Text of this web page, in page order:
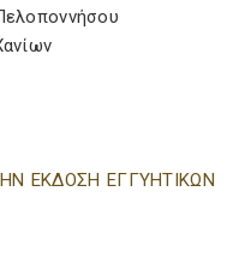
ΕΚΔΟΣΗ ΕΓΓΥΗΤΙΚΩΝ